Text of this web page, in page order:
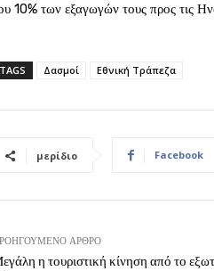
10% των εξαγωγών τους προς τις
TAGS Δασμοί Εθνική Τράπεζα
μερίδιο Facebook
ΆΡΘΡΟ
η τουριστική κίνηση από το